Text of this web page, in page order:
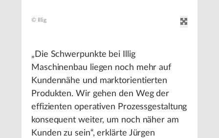
© Illig
„Die Schwerpunkte bei Illig
Maschinenbau liegen noch mehr auf
Kundennähe und marktorientierten
Produkten. Wir gehen den Weg der
effizienten operativen Prozessgestaltung
konsequent weiter, um noch näher am
Kunden zu sein“, erklärte Jürgen